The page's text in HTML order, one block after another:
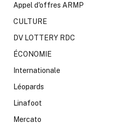
Appel d'offres ARMP
CULTURE
DV LOTTERY RDC
ÉCONOMIE
Internationale
Léopards
Linafoot
Mercato